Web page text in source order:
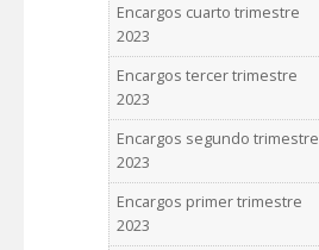
Encargos cuarto trimestre
2023
Encargos tercer trimestre
2023
Encargos segundo trimestre
2023
Encargos primer trimestre
2023